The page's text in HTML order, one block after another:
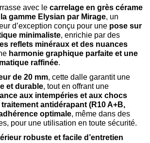
avec le carrelage en grès cérame
gamme Elysian par Mirage, un
d’exception conçu pour une pose sur
minimaliste, enrichie par des
reflets minéraux et des nuances
harmonie graphique parfaite et une
raffinée.
de 20 mm, cette dalle garantit une
et durable, tout en offrant une
aux intempéries et aux chocs
traitement antidérapant (R10 A+B,
optimale, même dans des
pour une utilisation en toute sécurité.
robuste et facile d’entretien